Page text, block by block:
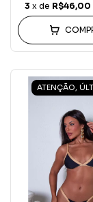
3 x de R$46,00
ATENÇÃO,